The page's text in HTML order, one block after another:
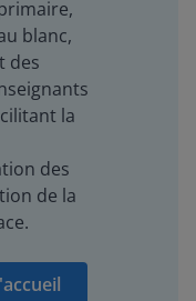
blanc,
des
la
des
de la